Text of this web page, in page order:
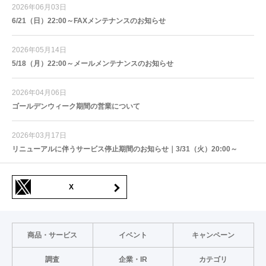
2026年06月03日
6/21（日）22:00～FAXメンテナンスのお知らせ
2026年05月14日
5/18（月）22:00～メールメンテナンスのお知らせ
2026年04月06日
ゴールデンウィーク期間の営業について
2026年03月17日
リニューアルに伴うサービス停止期間のお知らせ｜3/31（火）20:00～
X
商品・サービス イベント キャンペーン
調査 企業・IR カテゴリ